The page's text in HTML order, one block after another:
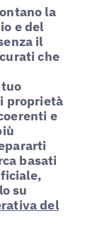
la
e del
il
che
proprietà
e
basati
su
del